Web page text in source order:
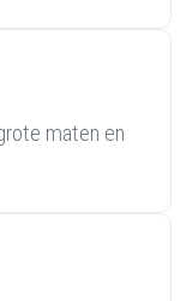
maten en